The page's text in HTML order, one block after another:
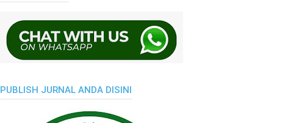
PUBLISH JURNAL ANDA DISINI